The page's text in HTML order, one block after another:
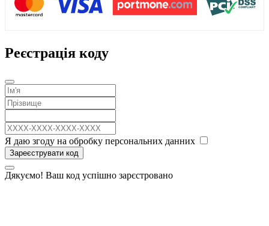
Реєстрація коду
Я даю згоду на обробку персональних данних
Зареєструвати код
Дякуємо! Ваш код успішно зарєстровано